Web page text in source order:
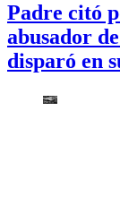
Padre citó
abusador
disparó en